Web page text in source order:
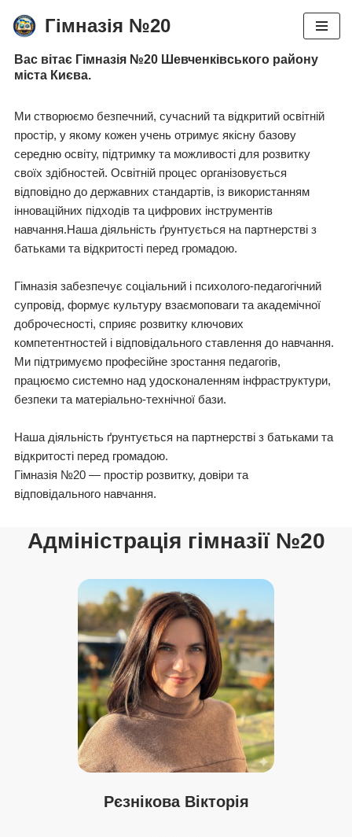
Перейти
до
вмісту
Гімназія №20
Вас вітає Гімназія №20 Шевченківського району
міста Києва.
Ми створюємо безпечний, сучасний та відкритий освітній
простір, у якому кожен учень отримує якісну базову
середню освіту, підтримку та можливості для розвитку
своїх здібностей. Освітній процес організовується
відповідно до державних стандартів, із використанням
інноваційних підходів та цифрових інструментів
навчання.Наша діяльність ґрунтується на партнерстві з
батьками та відкритості перед громадою.
Гімназія забезпечує соціальний і психолого-педагогічний
супровід, формує культуру взаємоповаги та академічної
доброчесності, сприяє розвитку ключових
компетентностей і відповідального ставлення до навчання.
Ми підтримуємо професійне зростання педагогів,
працюємо системно над удосконаленням інфраструктури,
безпеки та матеріально-технічної бази.
Наша діяльність ґрунтується на партнерстві з батьками та
відкритості перед громадою.
Гімназія №20 — простір розвитку, довіри та
відповідального навчання.
Адміністрація гімназії №20
Рєзнікова Вікторія